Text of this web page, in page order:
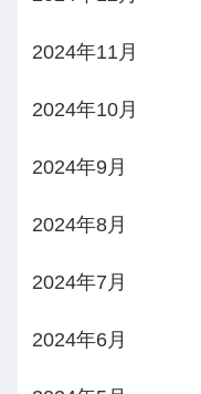
2024年11月
2024年10月
2024年9月
2024年8月
2024年7月
2024年6月